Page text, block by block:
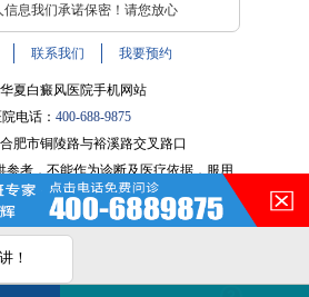
息我们承诺保密！请您放心
联系我们 我要预约
夏白癜风医院手机网站
电话： 400-688-9875
肥市铜陵路与裕溪路交叉路口
参考，不能作为诊断及医疗依据，服用
医嘱。如有转载或引用文章涉及版权
问题，请与我们联系。
ICP备16014022号-9
！
么部位？
生